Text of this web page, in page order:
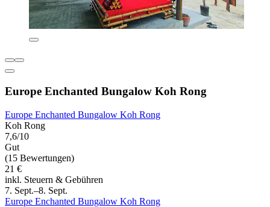
Europe Enchanted Bungalow Koh Rong
Europe Enchanted Bungalow Koh Rong
Koh Rong
7,6/10
Gut
(15 Bewertungen)
21 €
inkl. Steuern & Gebühren
7. Sept.–8. Sept.
Europe Enchanted Bungalow Koh Rong